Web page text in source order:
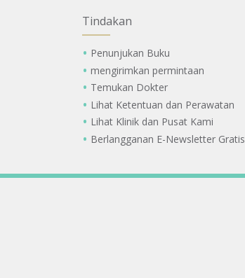
Tindakan
Penunjukan Buku
mengirimkan permintaan
Temukan Dokter
Lihat Ketentuan dan Perawatan
Lihat Klinik dan Pusat Kami
Berlangganan E-Newsletter Gratis